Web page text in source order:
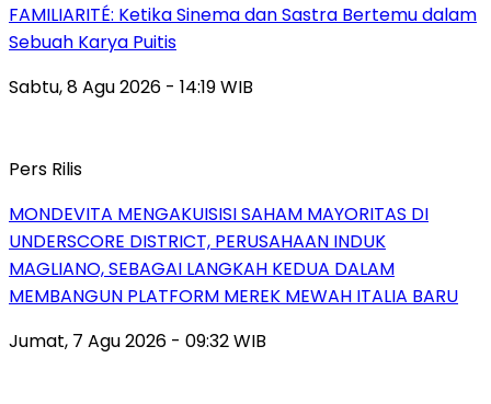
FAMILIARITÉ: Ketika Sinema dan Sastra Bertemu dalam
Sebuah Karya Puitis
Sabtu, 8 Agu 2026 - 14:19 WIB
Pers Rilis
MONDEVITA MENGAKUISISI SAHAM MAYORITAS DI
UNDERSCORE DISTRICT, PERUSAHAAN INDUK
MAGLIANO, SEBAGAI LANGKAH KEDUA DALAM
MEMBANGUN PLATFORM MEREK MEWAH ITALIA BARU
Jumat, 7 Agu 2026 - 09:32 WIB